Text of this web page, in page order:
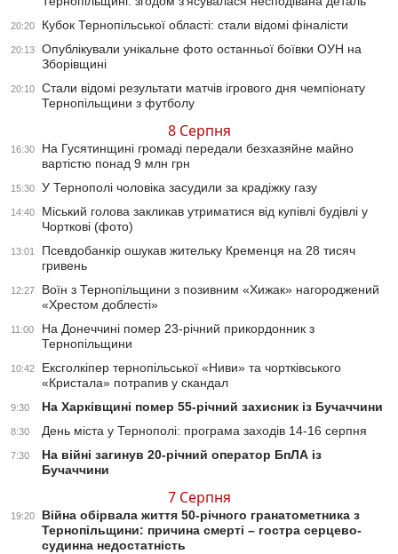
20:20 Кубок Тернопільської області: стали відомі фіналісти
20:13
Опублікували унікальне фото останньої боївки ОУН на
Зборівщині
20:10
Стали відомі результати матчів ігрового дня чемпіонату
Тернопільщини з футболу
8 Серпня
16:30
На Гусятинщині громаді передали безхазяйне майно
вартістю понад 9 млн грн
15:30 У Тернополі чоловіка засудили за крадіжку газу
14:40
Міський голова закликав утриматися від купівлі будівлі у
Чорткові (фото)
13:01
Псевдобанкір ошукав жительку Кременця на 28 тисяч
гривень
12:27
Воїн з Тернопільщини з позивним «Хижак» нагороджений
«Хрестом доблесті»
11:00
На Донеччині помер 23-річний прикордонник з
Тернопільщини
10:42
Ексголкіпер тернопільської «Ниви» та чортківського
«Кристала» потрапив у скандал
9:30 На Харківщині помер 55-річний захисник із Бучаччини
8:30 День міста у Тернополі: програма заходів 14-16 серпня
7:30
На війні загинув 20-річний оператор БпЛА із
Бучаччини
7 Серпня
19:20
Війна обірвала життя 50-річного гранатометника з
Тернопільщини: причина смерті – гостра серцево-
судинна недостатність